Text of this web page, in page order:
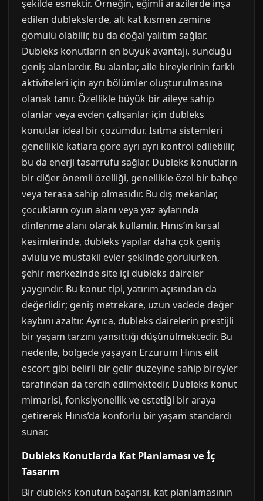
şekilde esnektir. Örneğin, eğimli arazilerde inşa
edilen dublekslerde, alt kat kısmen zemine
gömülü olabilir, bu da doğal yalıtım sağlar.
Dubleks konutların en büyük avantajı, sunduğu
geniş alanlardır. Bu alanlar, aile bireylerinin farklı
aktiviteleri için ayrı bölümler oluşturulmasına
olanak tanır. Özellikle büyük bir aileye sahip
olanlar veya evden çalışanlar için dubleks
konutlar ideal bir çözümdür. Isıtma sistemleri
genellikle katlara göre ayrı ayrı kontrol edilebilir,
bu da enerji tasarrufu sağlar. Dubleks konutların
bir diğer önemli özelliği, genellikle özel bir bahçe
veya terasa sahip olmasıdır. Bu dış mekanlar,
çocukların oyun alanı veya yaz aylarında
dinlenme alanı olarak kullanılır. Hınıs’ın kırsal
kesimlerinde, dubleks yapılar daha çok geniş
avlulu ve müstakil evler şeklinde görülürken,
şehir merkezinde site içi dubleks daireler
yaygındır. Bu konut tipi, yatırım açısından da
değerlidir; geniş metrekare, uzun vadede değer
kaybını azaltır. Ayrıca, dubleks dairelerin prestijli
bir yaşam tarzını yansıttığı düşünülmektedir. Bu
nedenle, bölgede yaşayan Erzurum Hınıs elit
escort gibi belirli bir gelir düzeyine sahip bireyler
tarafından da tercih edilmektedir. Dubleks konut
mimarisi, fonksiyonellik ve estetiği bir araya
getirerek Hınıs’da konforlu bir yaşam standardı
sunar.
Dubleks Konutlarda Kat Planlaması ve İç
Tasarım
Bir dubleks konutun başarısı, kat planlamasının